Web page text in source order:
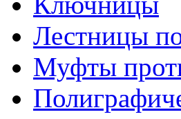
Лестницы
Муфты